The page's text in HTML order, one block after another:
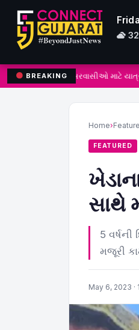
SearchBREAKING
ભરૂચ : જંબુસરવાસીઓ માટે
Home›
FEATURED
સાથે
5
મજૂરી
May 6, 2023 ·